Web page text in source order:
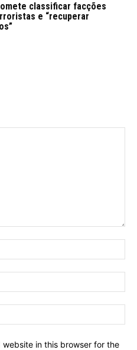
classificar facções
e “recuperar
website in this browser for the